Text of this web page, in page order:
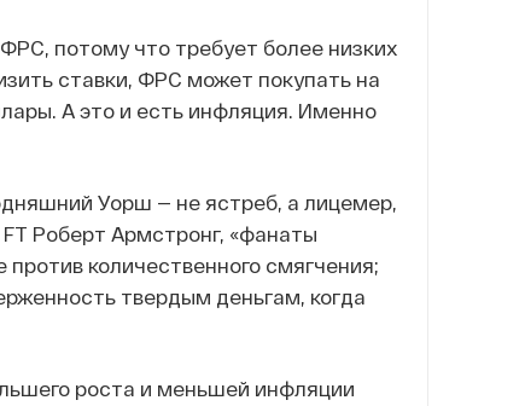
потому что требует более низких
ставки, ФРС может покупать на
А это и есть инфляция. Именно
Уорш — не ястреб, а лицемер,
Роберт Армстронг, «фанаты
количественного смягчения;
твердым деньгам, когда
роста и меньшей инфляции